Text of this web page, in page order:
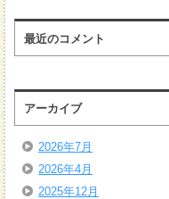
最近のコメント
アーカイブ
2026年7月
2026年4月
2025年12月